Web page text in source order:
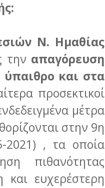
Ν. Ημαθίας
την απαγόρευση
ύπαιθρο και στα
προσεκτικοί
μέτρα
στην 9η
2021) , τα οποία
πιθανότητας
και ευχερέστερη